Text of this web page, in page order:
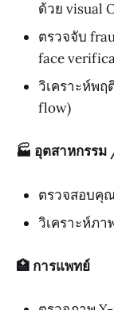
ด้วย visual
ตรวจจับ
face
วิเคราะห์พฤ
flow)
🏭 อุตสาหกรรม
ตรวจสอบคุ
วิเคราะห์ภา
🏥 การแพทย์